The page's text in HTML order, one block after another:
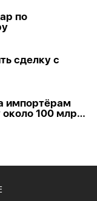
по
сделку с
импортёрам
100 млрд